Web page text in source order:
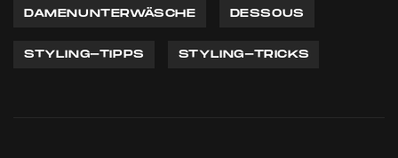
DAMENUNTERWÄSCHE DESSOUS
STYLING-TIPPS STYLING-TRICKS